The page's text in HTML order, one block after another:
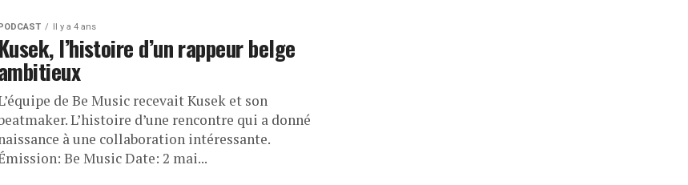
Il y a 4 ans
Kusek, l’histoire d’un rappeur belge
de Be Music recevait Kusek et son
L’histoire d’une rencontre qui a donné
à une collaboration intéressante.
Be Music Date: 2 mai...